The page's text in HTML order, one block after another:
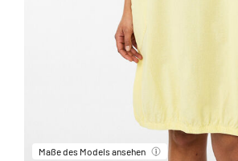
Maße des Models ansehen